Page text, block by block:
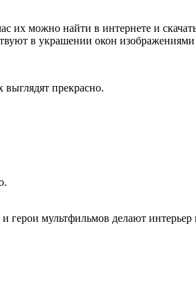
можно найти в интернете и
в украшении окон
прекрасно.
герои мультфильмов делают